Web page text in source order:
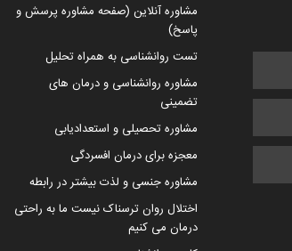
مشاوره آنلاین (صفحه مشاوره پرسش و
پاسخ)
تست روانشناسی به همراه تحلیل
مشاوره روانشناسی و درمان های
تضمینی
مشاوره تحصیلی و استعدادیابی
معجزه برای درمان افسردگی
مشاوره جنسی و لذت بیشتر در رابطه
اختلال روان ترسناک نیست ما به راحتی
درمان می کنیم